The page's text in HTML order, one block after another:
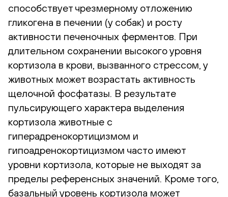
способствует чрезмерному отложению
гликогена в печении (у собак) и росту
активности печеночных ферментов. При
длительном сохранении высокого уровня
кортизола в крови, вызванного стрессом, у
животных может возрастать активность
щелочной фосфатазы. В результате
пульсирующего характера выделения
кортизола животные с
гиперадренокортицизмом и
гипоадренокортицизмом часто имеют
уровни кортизола, которые не выходят за
пределы референсных значений. Кроме того,
базальный уровень кортизола может